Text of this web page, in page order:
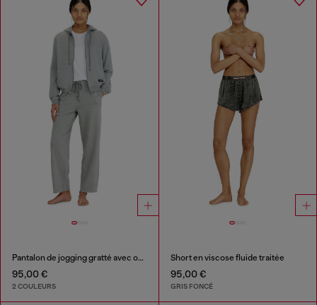
Pantalon de jogging gratté avec ourlets francs
95,00 €
2 COULEURS
Short en viscose fluide traitée
95,00 €
GRIS FONCÉ